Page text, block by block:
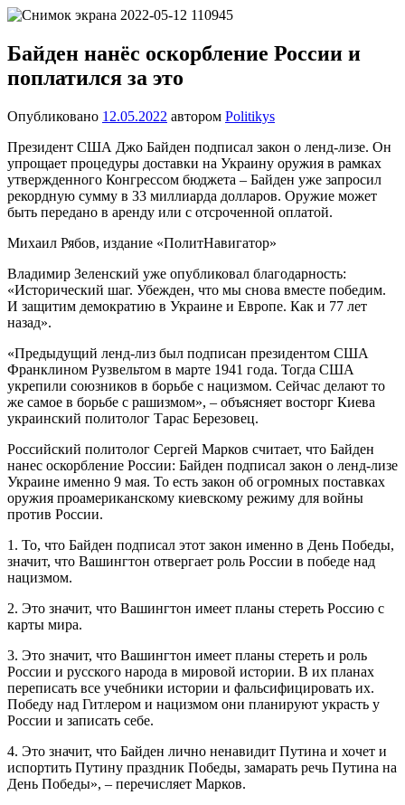
Перейти
содержимому
один
сайт
на
Байден нанёс оскорбление России и
поплатился за это
Опубликовано 12.05.2022 автором Politikys
Президент США Джо Байден подписал закон о ленд-лизе. Он
упрощает процедуры доставки на Украину оружия в рамках
утвержденного Конгрессом бюджета – Байден уже запросил
рекордную сумму в 33 миллиарда долларов. Оружие может
быть передано в аренду или с отсроченной оплатой.
Михаил Рябов, издание «ПолитНавигатор»
Владимир Зеленский уже опубликовал благодарность:
«Исторический шаг. Убежден, что мы снова вместе победим.
И защитим демократию в Украине и Европе. Как и 77 лет
назад».
«Предыдущий ленд-лиз был подписан президентом США
Франклином Рузвельтом в марте 1941 года. Тогда США
укрепили союзников в борьбе с нацизмом. Сейчас делают то
же самое в борьбе с рашизмом», – объясняет восторг Киева
украинский политолог Тарас Березовец.
Российский политолог Сергей Марков считает, что Байден
нанес оскорбление России: Байден подписал закон о ленд-лизе
Украине именно 9 мая. То есть закон об огромных поставках
оружия проамериканскому киевскому режиму для войны
против России.
1. То, что Байден подписал этот закон именно в День Победы,
значит, что Вашингтон отвергает роль России в победе над
нацизмом.
2. Это значит, что Вашингтон имеет планы стереть Россию с
карты мира.
3. Это значит, что Вашингтон имеет планы стереть и роль
России и русского народа в мировой истории. В их планах
переписать все учебники истории и фальсифицировать их.
Победу над Гитлером и нацизмом они планируют украсть у
России и записать себе.
4. Это значит, что Байден лично ненавидит Путина и хочет и
испортить Путину праздник Победы, замарать речь Путина на
День Победы», – перечисляет Марков.